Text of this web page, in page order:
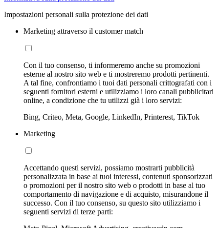
Impostazioni personali sulla protezione dei dati
Marketing attraverso il customer match
Con il tuo consenso, ti informeremo anche su promozioni
esterne al nostro sito web e ti mostreremo prodotti pertinenti.
A tal fine, confrontiamo i tuoi dati personali crittografati con i
seguenti fornitori esterni e utilizziamo i loro canali pubblicitari
online, a condizione che tu utilizzi già i loro servizi:
Bing, Criteo, Meta, Google, LinkedIn, Printerest, TikTok
Marketing
Accettando questi servizi, possiamo mostrarti pubblicità
personalizzata in base ai tuoi interessi, contenuti sponsorizzati
o promozioni per il nostro sito web o prodotti in base al tuo
comportamento di navigazione e di acquisto, misurandone il
successo. Con il tuo consenso, su questo sito utilizziamo i
seguenti servizi di terze parti: